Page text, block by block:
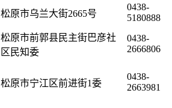
松原市乌兰大街2665号
0438-
5180888
松原市前郭县民主街巴彦社
区民知委
0438-
2666806
松原市宁江区前进街1委
0438-
2663981